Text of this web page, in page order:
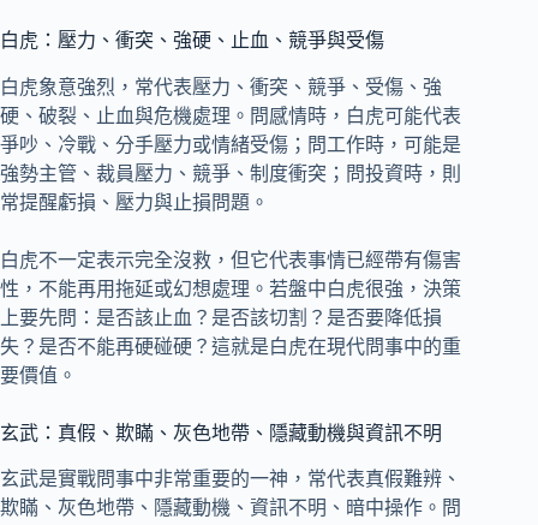
白虎：壓力、衝突、強硬、止血、競爭與受傷
白虎象意強烈，常代表壓力、衝突、競爭、受傷、強
硬、破裂、止血與危機處理。問感情時，白虎可能代表
爭吵、冷戰、分手壓力或情緒受傷；問工作時，可能是
強勢主管、裁員壓力、競爭、制度衝突；問投資時，則
常提醒虧損、壓力與止損問題。
白虎不一定表示完全沒救，但它代表事情已經帶有傷害
性，不能再用拖延或幻想處理。若盤中白虎很強，決策
上要先問：是否該止血？是否該切割？是否要降低損
失？是否不能再硬碰硬？這就是白虎在現代問事中的重
要價值。
玄武：真假、欺瞞、灰色地帶、隱藏動機與資訊不明
玄武是實戰問事中非常重要的一神，常代表真假難辨、
欺瞞、灰色地帶、隱藏動機、資訊不明、暗中操作。問